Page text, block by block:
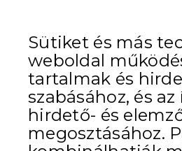
Sütiket és más
weboldal
tartalmak és
szabásához, és
hirdető- és
megosztásához.